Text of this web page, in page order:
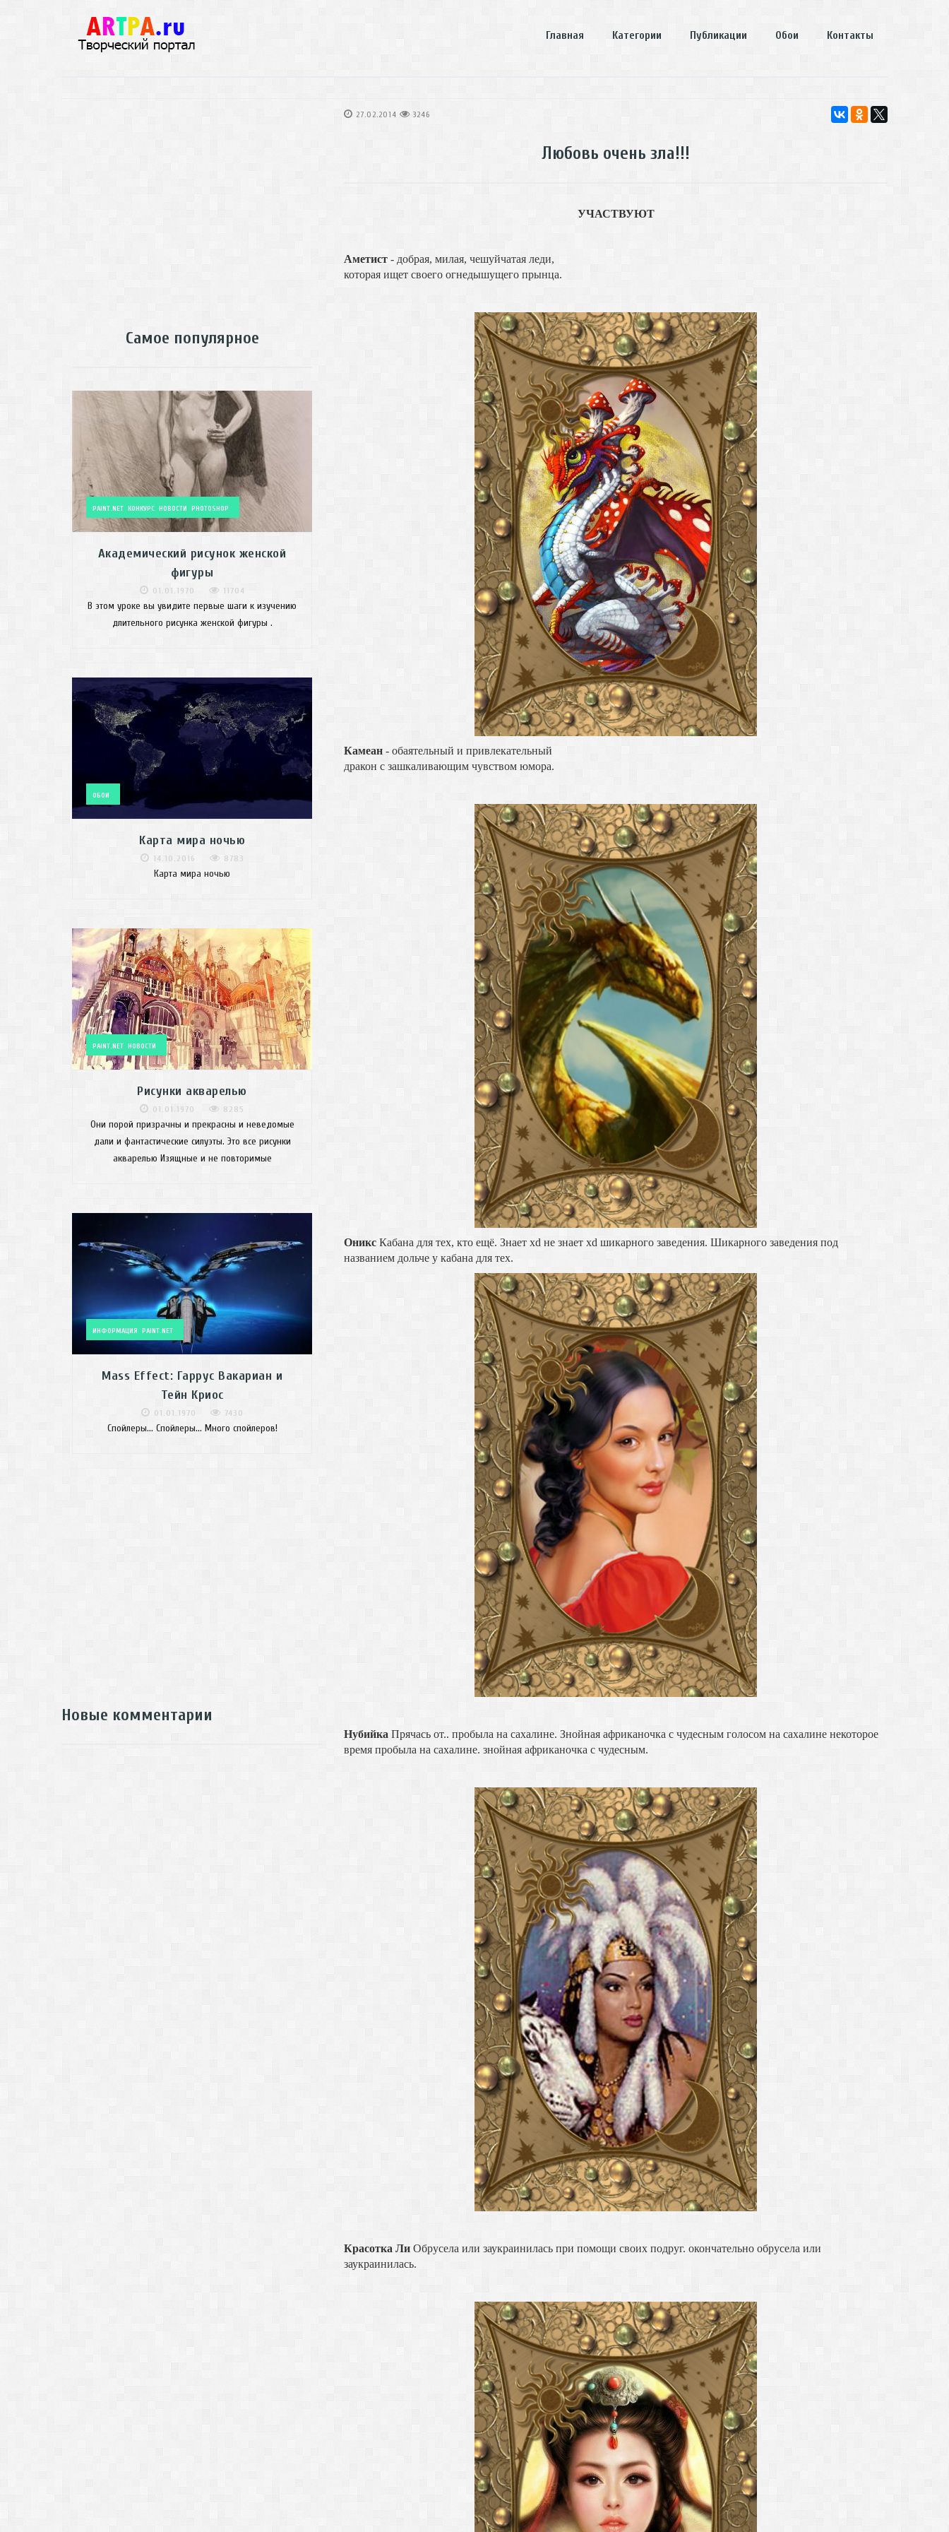
Главная Категории Публикации Обои Контакты
27.02.2014 3246
Любовь очень зла!!!
УЧАСТВУЮТ
Аметист - добрая, милая, чешуйчатая леди,
которая ищет своего огнедышущего прынца.
Камеан - обаятельный и привлекательный
дракон с зашкаливающим чувством юмора.
Оникс Кабана для тех, кто ещё. Знает xd не знает xd шикарного заведения. Шикарного заведения под
названием дольче у кабана для тех.
Нубийка Прячась от.. пробыла на сахалине. Знойная африканочка с чудесным голосом на сахалине некоторое
время пробыла на сахалине. знойная африканочка с чудесным.
Красотка Ли Обрусела или заукраинилась при помощи своих подруг. окончательно обрусела или
заукраинилась.
Самое популярное
PAINT.NET КОНКУРС НОВОСТИ PHOTOSHOP
Академический рисунок женской
фигуры
01.01.1970 11704
В этом уроке вы увидите первые шаги к изучению
длительного рисунка женской фигуры .
ОБОИ
Карта мира ночью
14.10.2016 8783
Карта мира ночью
PAINT.NET НОВОСТИ
Рисунки акварелью
01.01.1970 8285
Они порой призрачны и прекрасны и неведомые
дали и фантастические силуэты. Это все рисунки
акварелью Изящные и не повторимые
ИНФОРМАЦИЯ PAINT.NET
Mass Effect: Гаррус Вакариан и
Тейн Криос
01.01.1970 7430
Спойлеры... Спойлеры... Много спойлеров!
Новые комментарии